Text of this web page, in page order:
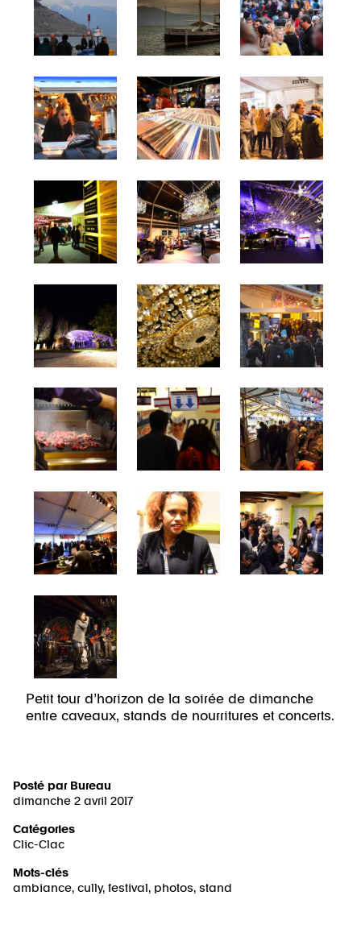
Petit tour d’horizon de la soirée de dimanche
entre caveaux, stands de nourritures et concerts.
Posté par Bureau
dimanche 2 avril 2017
Catégories
Clic-Clac
Mots-clés
ambiance, cully, festival , photos, stand